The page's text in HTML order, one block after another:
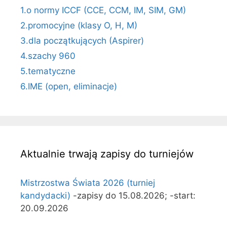
1.o normy ICCF (CCE, CCM, IM, SIM, GM)
2.promocyjne (klasy O, H, M)
3.dla początkujących (Aspirer)
4.szachy 960
5.tematyczne
6.IME (open, eliminacje)
Aktualnie trwają zapisy do turniejów
Mistrzostwa Świata 2026 (turniej
kandydacki) -zapisy do 15.08.2026; -start:
20.09.2026